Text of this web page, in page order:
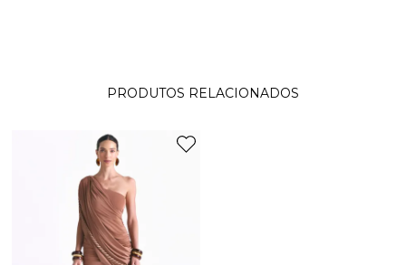
PRODUTOS RELACIONADOS